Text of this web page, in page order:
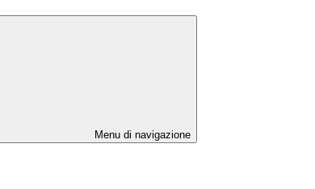
Menu di navigazione